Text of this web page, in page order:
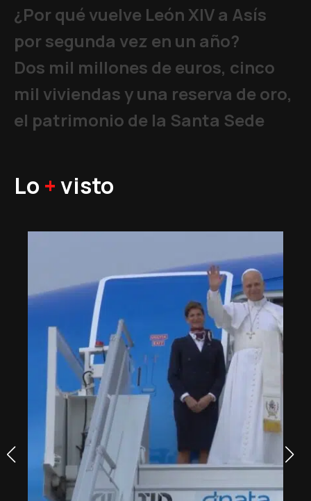
¿Por qué vuelve León XIV a Asís
por segunda vez en un año?
Dos mil millones de euros, cinco
mil viviendas y una reserva de oro,
el patrimonio de la Santa Sede
Lo +visto